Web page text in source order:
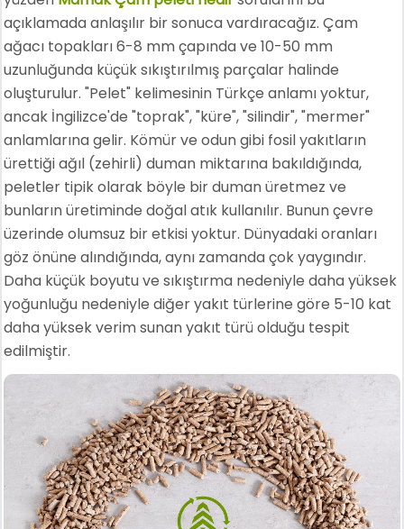
açıklamada anlaşılır bir sonuca vardıracağız. Çam
ağacı topakları 6-8 mm çapında ve 10-50 mm
uzunluğunda küçük sıkıştırılmış parçalar halinde
oluşturulur. "Pelet" kelimesinin Türkçe anlamı yoktur,
ancak İngilizce'de "toprak", "küre", "silindir", "mermer"
anlamlarına gelir. Kömür ve odun gibi fosil yakıtların
ürettiği ağıl (zehirli) duman miktarına bakıldığında,
peletler tipik olarak böyle bir duman üretmez ve
bunların üretiminde doğal atık kullanılır. Bunun çevre
üzerinde olumsuz bir etkisi yoktur. Dünyadaki oranları
göz önüne alındığında, aynı zamanda çok yaygındır.
Daha küçük boyutu ve sıkıştırma nedeniyle daha yüksek
yoğunluğu nedeniyle diğer yakıt türlerine göre 5-10 kat
daha yüksek verim sunan yakıt türü olduğu tespit
edilmiştir.